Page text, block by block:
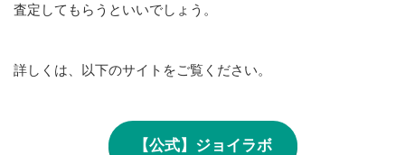
査定してもらうといいでしょう。
詳しくは、以下のサイトをご覧ください。
【公式】ジョイラボ